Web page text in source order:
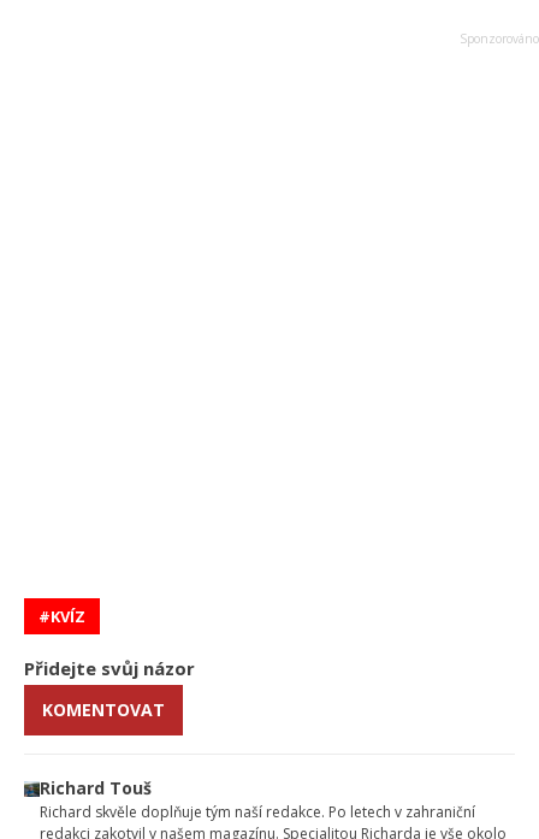
KVÍZ
Přidejte svůj názor
KOMENTOVAT
Richard Touš
Richard skvěle doplňuje tým naší redakce. Po letech v zahraniční
redakci zakotvil v našem magazínu. Specialitou Richarda je vše okolo